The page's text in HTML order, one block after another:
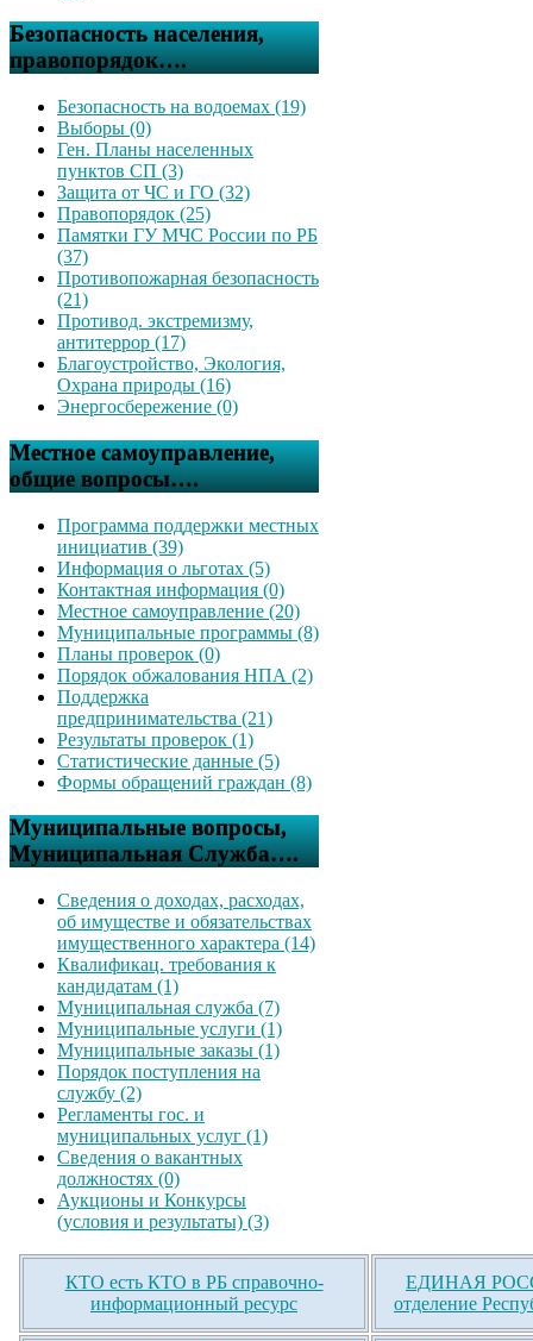
Безопасность населения,
правопорядок….
Безопасность на водоемах (19)
Выборы (0)
Ген. Планы населенных
пунктов СП (3)
Защита от ЧС и ГО (32)
Правопорядок (25)
Памятки ГУ МЧС России по РБ
(37)
Противопожарная безопасность
(21)
Противод. экстремизму,
антитеррор (17)
Благоустройство, Экология,
Охрана природы (16)
Энергосбережение (0)
Местное самоуправление,
общие вопросы….
Программа поддержки местных
инициатив (39)
Информация о льготах (5)
Контактная информация (0)
Местное самоуправление (20)
Муниципальные программы (8)
Планы проверок (0)
Порядок обжалования НПА (2)
Поддержка
предпринимательства (21)
Результаты проверок (1)
Статистические данные (5)
Формы обращений граждан (8)
Муниципальные вопросы,
Муниципальная Служба….
Сведения о доходах, расходах,
об имуществе и обязательствах
имущественного характера (14)
Квалификац. требования к
кандидатам (1)
Муниципальная служба (7)
Муниципальные услуги (1)
Муниципальные заказы (1)
Порядок поступления на
службу (2)
Регламенты гос. и
муниципальных услуг (1)
Сведения о вакантных
должностях (0)
Аукционы и Конкурсы
(условия и результаты) (3)
КТО есть КТО в РБ справочно-
информационный ресурс
ЕДИНАЯ
отделение